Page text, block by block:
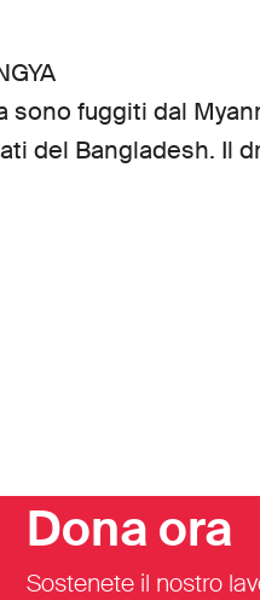
sono fuggiti dal
del Bangladesh. Il
Dona ora
Sostenete il nostro